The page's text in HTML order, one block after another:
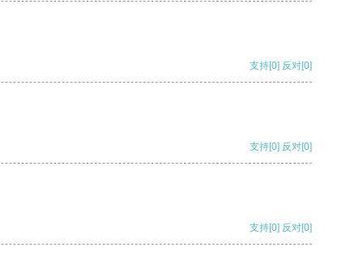
支持[0] 反对[0]
支持[0] 反对[0]
支持[0] 反对[0]